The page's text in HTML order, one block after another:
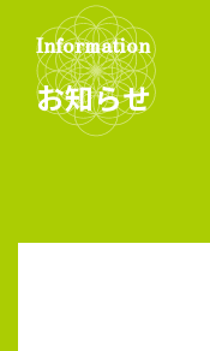
Information
お知らせ